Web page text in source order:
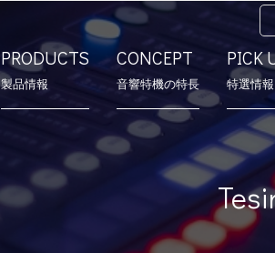
PRODUCTS
製品情報
CONCEPT
⾳響特機の特長
⾳響特機の特長 モデル
PICK
特選情報
会社概要 営業所